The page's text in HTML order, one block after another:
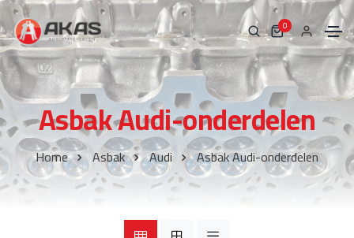
0
Asbak Audi-onderdelen
Home Asbak Audi Asbak Audi-onderdelen